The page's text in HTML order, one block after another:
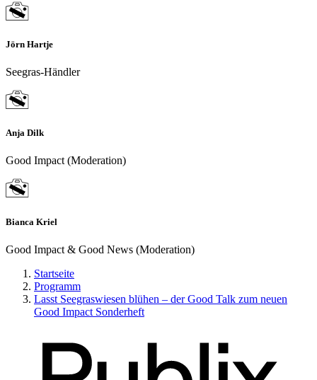
Jörn Hartje
Seegras-Händler
Anja Dilk
Good Impact (Moderation)
Bianca Kriel
Good Impact & Good News (Moderation)
Startseite
Programm
Lasst Seegraswiesen blühen – der Good Talk zum neuen
Good Impact Sonderheft